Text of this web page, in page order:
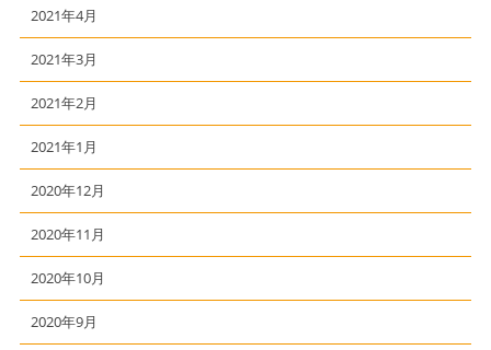
2021年4月
2021年3月
2021年2月
2021年1月
2020年12月
2020年11月
2020年10月
2020年9月